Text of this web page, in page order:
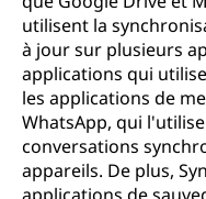
utilisent la
à jour sur plusieurs
applications qui
les applications de
WhatsApp, qui
conversations
appareils. De plus,